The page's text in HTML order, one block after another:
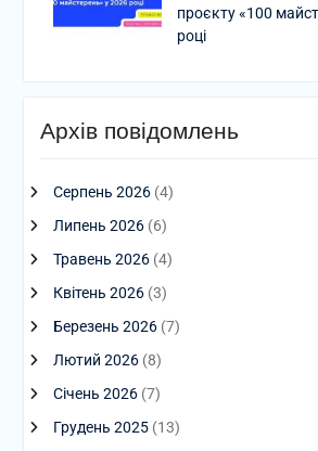
проєкту «100
році
Архів повідомлень
Серпень 2026(4)
Липень 2026(6)
Травень 2026(4)
Квітень 2026(3)
Березень 2026(7)
Лютий 2026(8)
Січень 2026(7)
Грудень 2025(13)